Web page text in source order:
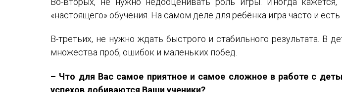
«настоящего» обучения. На самом деле для ребёнка игра часто и
В-третьих, не нужно ждать быстрого и стабильного результата. В
множества проб, ошибок и маленьких побед.
– Что для Вас самое приятное и самое сложное в работе с
успехов добиваются Ваши ученики?